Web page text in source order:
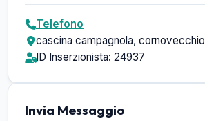
Telefono
cascina campagnola, cornovecchio
ID Inserzionista: 24937
Invia Messaggio